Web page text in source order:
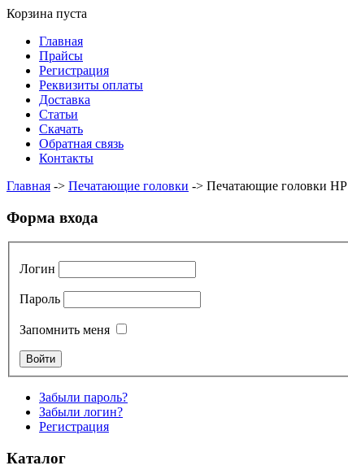
Корзина пуста
Главная
Прайсы
Регистрация
Реквизиты оплаты
Доставка
Статьи
Скачать
Обратная связь
Контакты
Главная -> Печатающие головки -> Печатающие головки HP
Форма входа
Логин
Пароль
Запомнить меня
Забыли пароль?
Забыли логин?
Регистрация
Каталог